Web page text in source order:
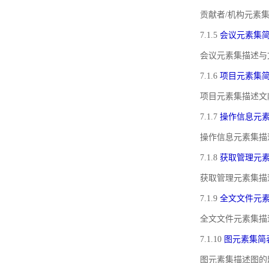
贡献者/机构元素
7.1.5 会议元素集
会议元素集描述
7.1.6 项目元素集
项目元素集描述
7.1.7 操作信息元
操作信息元素集
7.1.8 获取管理元
获取管理元素集
7.1.9 全文文件元
全文文件元素集
7.1.10 图元素集简
图元素集描述图